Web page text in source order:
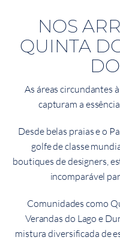
NOS
QUINTA
As áreas circundantes
capturam a
Desde belas praias e o
golfe de classe
boutiques de designers,
incomparável
Comunidades como
Verandas do Lago e
mistura diversificada de